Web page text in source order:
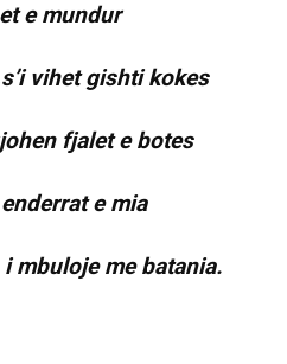
e mundur
vihet gishti kokes
fjalet e botes
e mia
mbuloje me batania.